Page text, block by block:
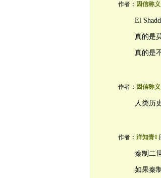
作者： 因信称义
El
真的是
真的是
作者： 因信称义
人类历
作者： 洋知青1
秦制二
如果秦